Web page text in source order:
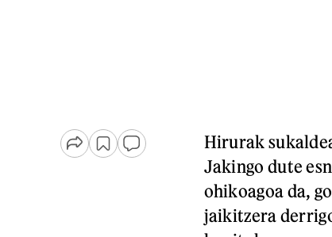
Hirurak
Jakingo dute
ohikoagoa da,
jaikitzera